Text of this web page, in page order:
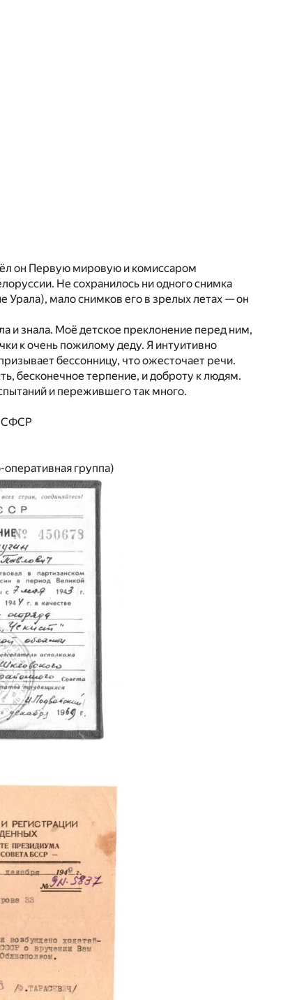
он Первую мировую и комиссаром
Не сохранилось ни одного снимка
Урала), мало снимков его в зрелых летах — он
и знала. Моё детское преклонение перед ним,
к очень пожилому деду. Я интуитивно
бессонницу, что ожесточает речи.
бесконечное терпение, и доброту к людям.
и пережившего так много.
группа)